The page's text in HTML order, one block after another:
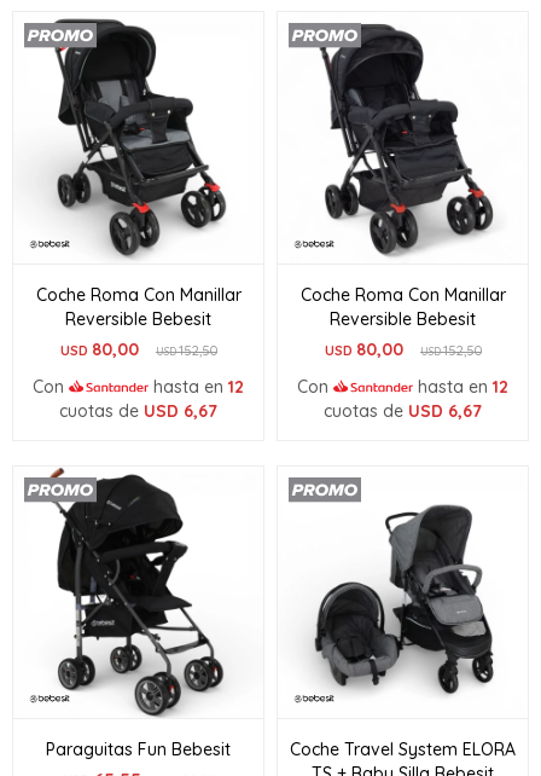
Coche Roma Con Manillar
Reversible Bebesit
USD 80,00 USD152,50
Con hasta en 12
cuotas de USD 6,67
Coche Roma Con Manillar
Reversible Bebesit
USD 80,00 USD152,50
Con hasta en 12
cuotas de USD 6,67
Paraguitas Fun Bebesit
Coche Travel System ELORA